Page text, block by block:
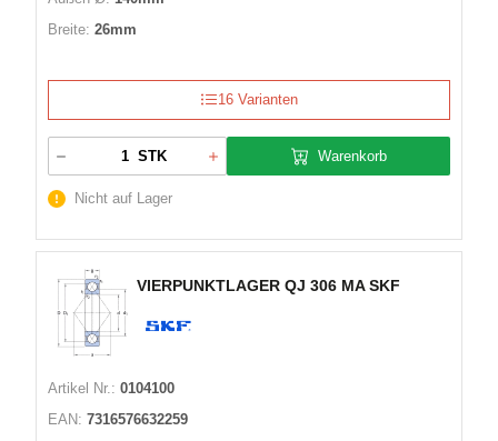
Breite: 26mm
16 Varianten
STK Warenkorb
Nicht auf Lager
VIERPUNKTLAGER QJ 306 MA SKF
Artikel Nr.: 0104100
EAN: 7316576632259